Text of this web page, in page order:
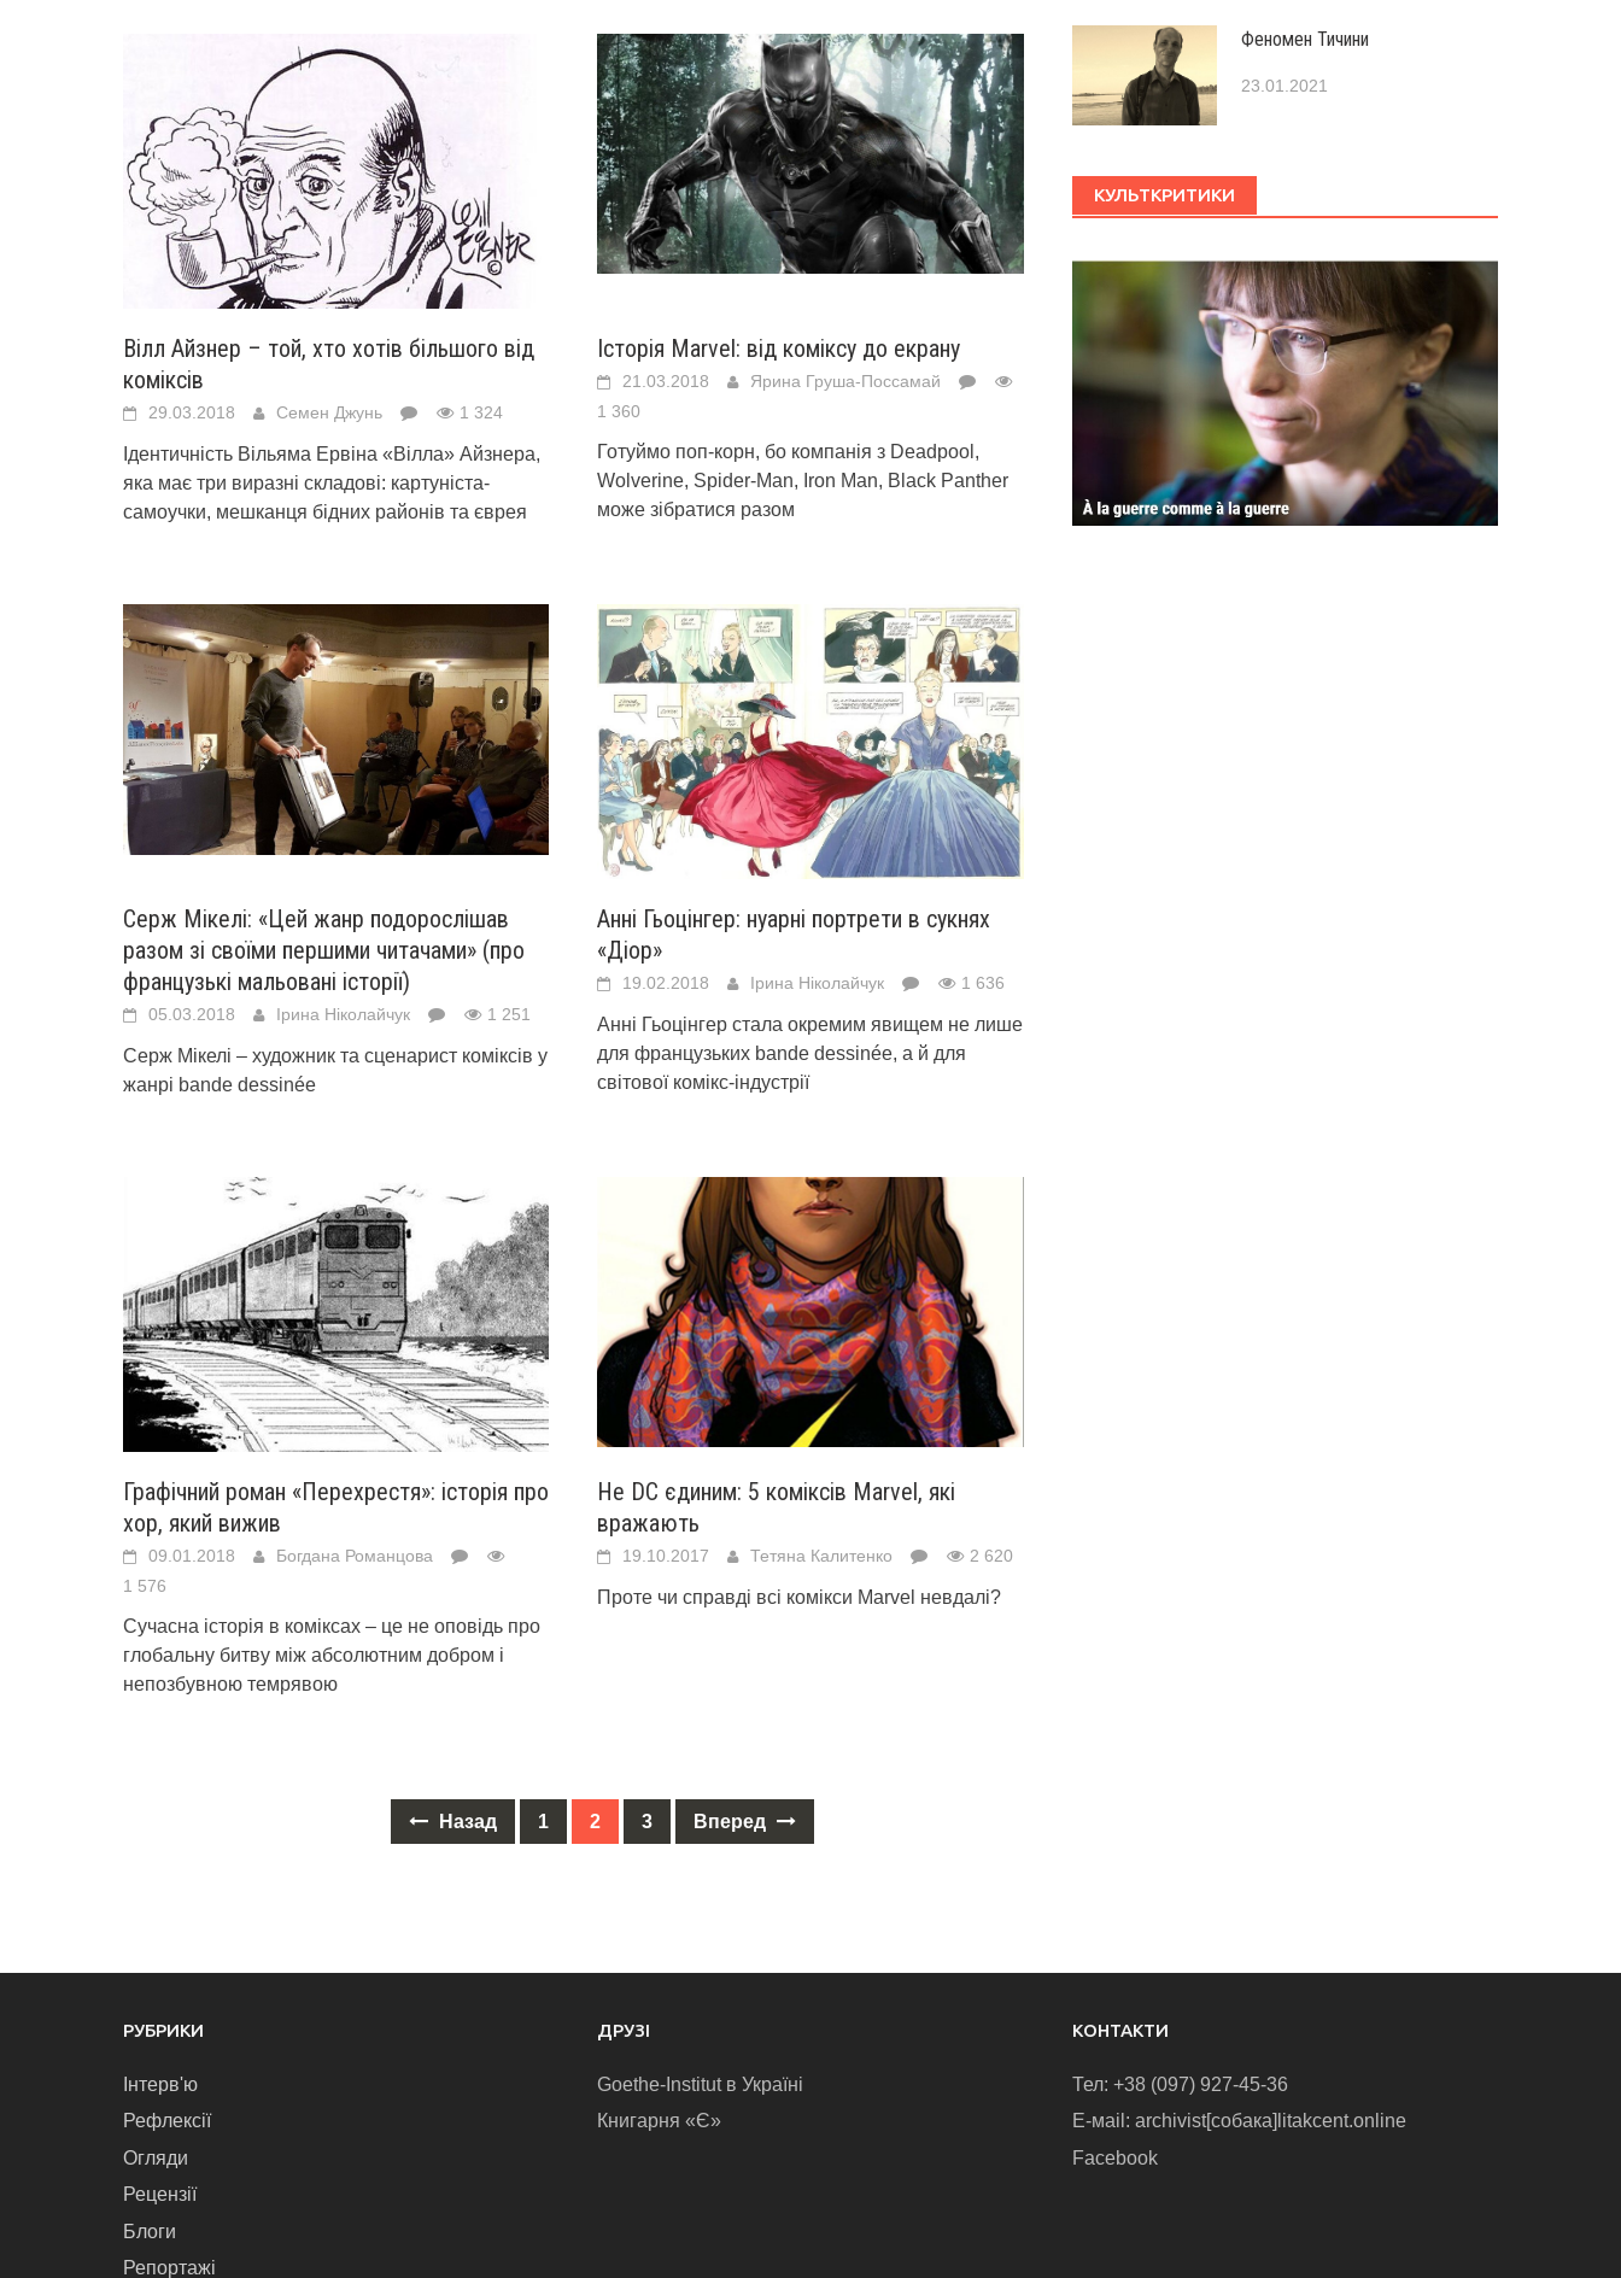
Вілл Айзнер – той, хто хотів більшого від
коміксів
29.03.2018 Семен Джунь 1 324
Ідентичність Вільяма Ервіна «Вілла» Айзнера,
яка має три виразні складові: картуніста-
самоучки, мешканця бідних районів та єврея
Історія Marvel: від коміксу до екрану
21.03.2018
Ярина Груша-Поссамай
1 360
Готуймо поп-корн, бо компанія з Deadpool,
Wolverine, Spider-Man, Iron Man, Black Panther
може зібратися разом
Серж Мікелі: «Цей жанр подорослішав
разом зі своїми першими читачами» (про
французькі мальовані історії)
05.03.2018 Ірина Ніколайчук 1 251
Серж Мікелі – художник та сценарист коміксів у
жанрі bande dessinée
Анні Гьоцінгер: нуарні портрети в сукнях
«Діор»
19.02.2018 Ірина Ніколайчук 1 636
Анні Гьоцінгер стала окремим явищем не лише
для французьких bande dessinée, а й для
світової комікс-індустрії
Графічний роман «Перехрестя»: історія про
хор, який вижив
09.01.2018
Богдана Романцова
1 576
Сучасна історія в коміксах – це не оповідь про
глобальну битву між абсолютним добром і
непозбувною темрявою
Не DC єдиним: 5 коміксів Marvel, які
вражають
19.10.2017 Тетяна Калитенко 2 620
Проте чи справді всі комікси Marvel невдалі?
Назад 1 2 3 Вперед
Феномен Тичини
23.01.2021
КУЛЬТКРИТИКИ
РУБРИКИ
Інтерв'ю
Рефлексії
Огляди
Рецензії
Блоги
Репортажі
ДРУЗІ
Goethe-Institut в Україні
Книгарня «Є»
КОНТАКТИ
Тел: +38 (097) 927-45-36
E-маіl: archivist[собака]litakcent.online
Facebook